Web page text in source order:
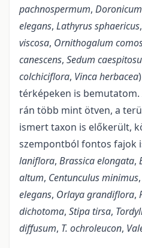
pachnospermum,
elegans, Lat­hyrus sphaericus,
viscosa, Ornithogalum
canescens, Se­dum
colchiciflora, Vinca herbacea
térképeken is
rán több mint ötven, a
ismert taxon is előkerült,
szem­pont­ból fontos fajok
laniflora, Brassica elongata,
altum, Centunculus mi­ni­mus,
elegans, Orlaya grandiflora,
dichotoma, Stipa tirsa,
diffusum, T. ochroleucon,